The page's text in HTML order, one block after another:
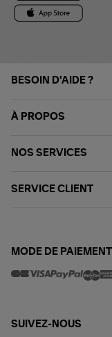
BESOIN D'AIDE ?
À PROPOS
NOS SERVICES
SERVICE CLIENT
MODE DE PAIEMENT
SUIVEZ-NOUS